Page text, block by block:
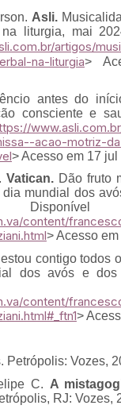
Asli.
liturgia, mai
artigos/
na-liturgia>
antes do
consciente e
acao-motriz-
> Acesso em 17 jul
Vatican. Dão fruto
mundial dos
content/
> Acesso
contigo todos
dos avós e dos
content/
>
Petrópolis: Vozes,
C. A
RJ: Vozes,